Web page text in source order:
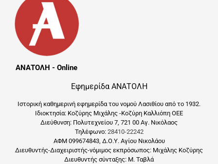
ΑΝΑΤΟΛΗ - Online
Εφημερίδα ΑΝΑΤΟΛΗ
Ιστορική καθημερινή εφημερίδα του νομού Λασιθίου από το 1932.
Ιδιοκτησία: Κοζύρης Μιχάλης -Κοζύρη Καλλιόπη ΟΕΕ
Διεύθυνση: Πολυτεχνείου 7, 721 00 Αγ. Νικόλαος
Τηλέφωνο: 28410-22242
ΑΦΜ 099674843, Δ.Ο.Υ. Αγίου Νικολάου
Διευθυντής-Διαχειριστής-νόμιμος εκπρόσωπος: Μιχάλης Κοζύρης
Διευθυντής σύνταξης: Μ. Ταβλά